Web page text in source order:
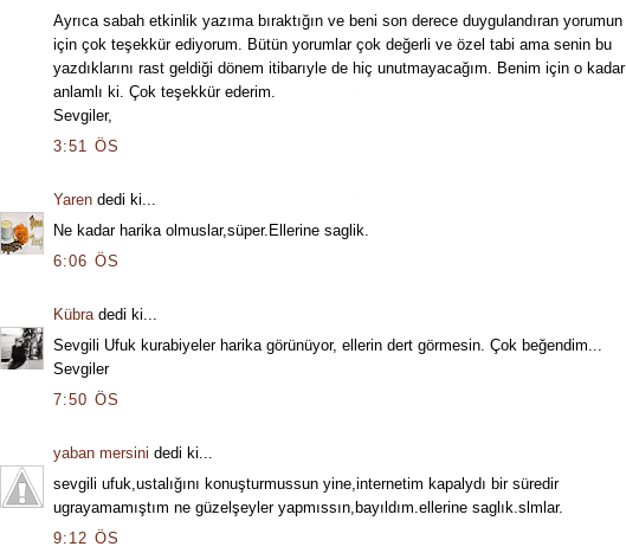
Ayrıca sabah etkinlik yazıma bıraktığın ve beni son derece duygulandıran yorumun
için çok teşekkür ediyorum. Bütün yorumlar çok değerli ve özel tabi ama senin bu
yazdıklarını rast geldiği dönem itibarıyle de hiç unutmayacağım. Benim için o kadar
anlamlı ki. Çok teşekkür ederim.
Sevgiler,
3:51 ÖS
Yarendedi ki...
Ne kadar harika olmuslar,süper.Ellerine saglik.
6:06 ÖS
Kübradedi ki...
Sevgili Ufuk kurabiyeler harika görünüyor, ellerin dert görmesin. Çok beğendim...
Sevgiler
7:50 ÖS
yaban mersini dedi ki...
sevgili ufuk,ustalığını konuşturmussun yine,internetim kapalydı bir süredir
ugrayamamıştım ne güzelşeyler yapmıssın,bayıldım.ellerine saglık.slmlar.
9:12 ÖS